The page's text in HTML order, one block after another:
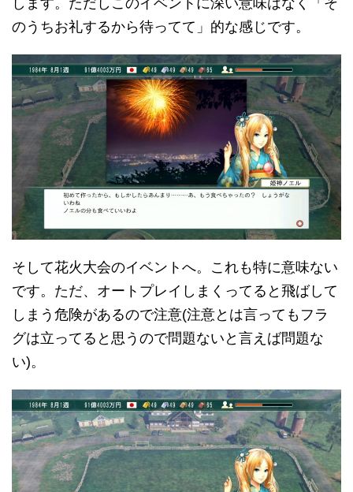
のうちお礼するから待ってて」的な感じです。
そして花火大会のイベントへ。これも特に意味ない
です。ただ、オートプレイしまくってると飛ばして
しまう危険があるので注意(注意とは言ってもフラ
グは立ってると思うので問題ないと言えば問題な
い)。